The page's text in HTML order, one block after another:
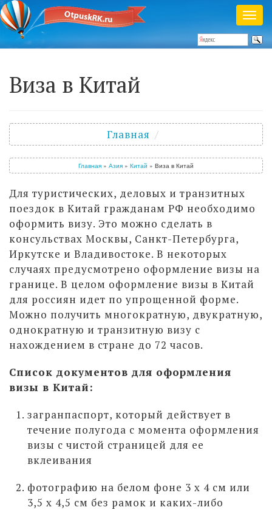
Войти /Зарегистрироваться
меню
Виза в Китай
Главная
Главная » Азия » Китай » Виза в Китай
Для туристических, деловых и транзитных
поездок в Китай гражданам РФ необходимо
оформить визу. Это можно сделать в
консульствах Москвы, Санкт-Петербурга,
Иркутске и Владивостоке. В некоторых
случаях предусмотрено оформление визы на
границе. В целом оформление визы в Китай
для россиян идет по упрощенной форме.
Можно получить многократную, двукратную,
однократную и транзитную визу с
нахождением в стране до 72 часов.
Список документов для оформления
визы в Китай:
загранпаспорт, который действует в
течение полугода с момента оформления
визы с чистой страницей для ее
вклеивания
фотографию на белом фоне 3 x 4 см или
3,5 х 4,5 см без рамок и каких-либо